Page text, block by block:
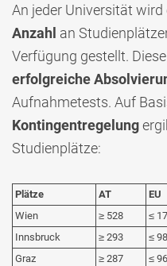
An jeder Universität wird
Anzahl an
Verfügung gestellt.
erfolgreiche
Aufnahmetests. Auf
Kontingentregelung
Studienplätze:
Plätze AT EU
Wien
≥ 528 ≤
Innsbruck
≥ 293 ≤ 98
Graz
≥ 287 ≤ 96